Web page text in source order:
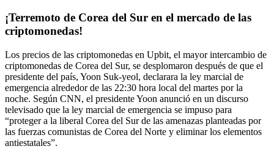
¡Terremoto de Corea del Sur en el mercado de las
criptomonedas!
Los precios de las criptomonedas en Upbit, el mayor intercambio de
criptomonedas de Corea del Sur, se desplomaron después de que el
presidente del país, Yoon Suk-yeol, declarara la ley marcial de
emergencia alrededor de las 22:30 hora local del martes por la
noche. Según CNN, el presidente Yoon anunció en un discurso
televisado que la ley marcial de emergencia se impuso para
“proteger a la liberal Corea del Sur de las amenazas planteadas por
las fuerzas comunistas de Corea del Norte y eliminar los elementos
antiestatales”.